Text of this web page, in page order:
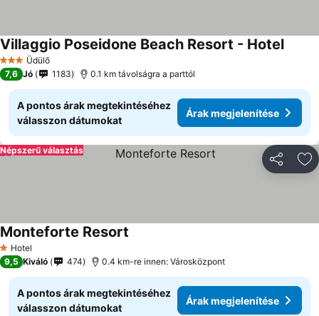
3 Kategória
Üdülő
Villaggio Poseidone Beach Resort - Hotel
7,6 Jó 1183 0.1 km távolságra a parttól
A pontos árak megtekintéséhez
válasszon dátumokat
Árak megjelenítése
Népszerű választás
1 Kategória
Hotel
Monteforte Resort
9,5 Kiváló 474 0.4 km-re innen: Városközpont
A pontos árak megtekintéséhez
válasszon dátumokat
Árak megjelenítése